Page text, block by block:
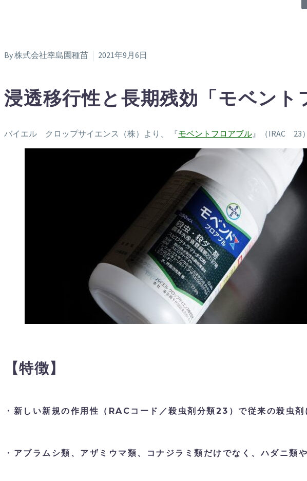
By 株式会社幸島園種苗 2021年9月6日
浸透移行性と長期残効「モベント
バイエル クロップサイエンス（株）より、 『モベントフロアブル 』（IRAC 23
【特徴】
・新しい新規の作用性（RACコード／殺虫剤分類23）で従来の殺虫
・アブラムシ類、アザミウマ類、コナジラミ類だけでなく、ハダニ類